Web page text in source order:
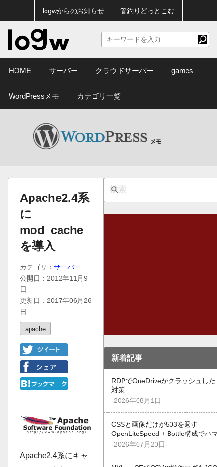
logwからのお知らせ 管釣りどっとこむ
HOME サーバー クラウドサーバー games
WordPressメモ カテゴリ一覧
Apache2.4系
に
mod_cache
を導入
カテゴリ： サーバー
公開日：2012年11月9
日
更新日：2017年06月26
日
apache
Apache2.4系にキャ
新着記事
RDPでOneDriveがクラッシュし
対策
-2026年08月1日-
CSSと画像だけが503を返す —
OpenLiteSpeed + Bottle構成でハ
-2026年07月20日-